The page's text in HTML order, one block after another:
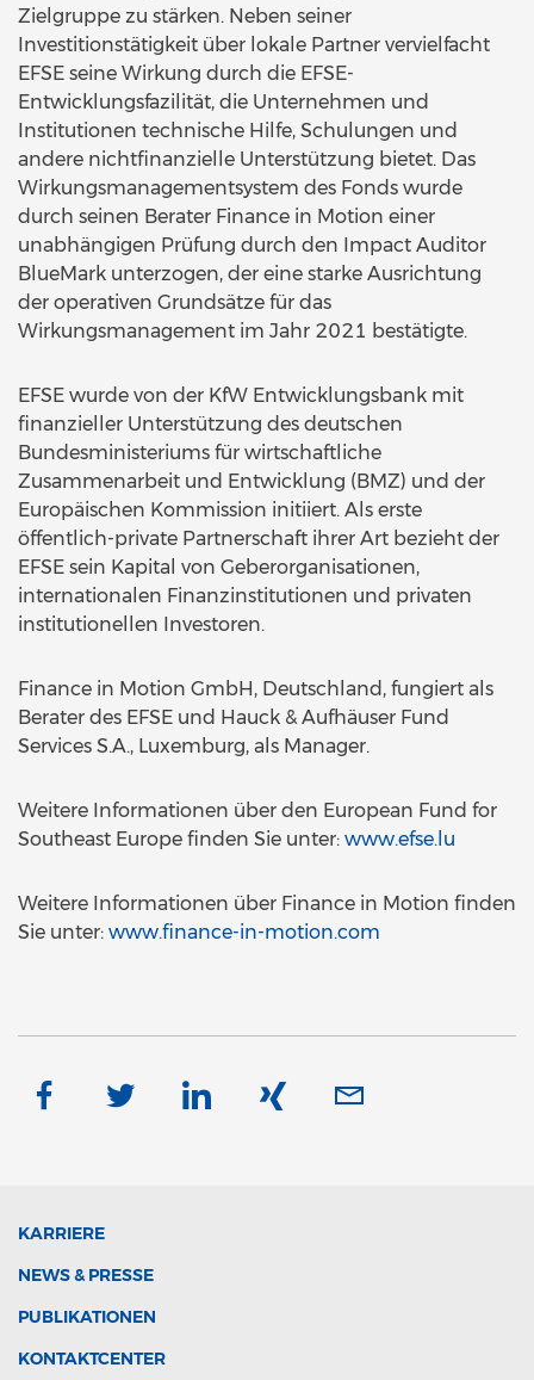
Zielgruppe zu stärken. Neben seiner
Investitionstätigkeit über lokale Partner vervielfacht
EFSE seine Wirkung durch die EFSE-
Entwicklungsfazilität, die Unternehmen und
Institutionen technische Hilfe, Schulungen und
andere nichtfinanzielle Unterstützung bietet. Das
Wirkungsmanagementsystem des Fonds wurde
durch seinen Berater Finance in Motion einer
unabhängigen Prüfung durch den Impact Auditor
BlueMark unterzogen, der eine starke Ausrichtung
der operativen Grundsätze für das
Wirkungsmanagement im Jahr 2021 bestätigte.
EFSE wurde von der KfW Entwicklungsbank mit
finanzieller Unterstützung des deutschen
Bundesministeriums für wirtschaftliche
Zusammenarbeit und Entwicklung (BMZ) und der
Europäischen Kommission initiiert. Als erste
öffentlich-private Partnerschaft ihrer Art bezieht der
EFSE sein Kapital von Geberorganisationen,
internationalen Finanzinstitutionen und privaten
institutionellen Investoren.
Finance in Motion GmbH, Deutschland, fungiert als
Berater des EFSE und Hauck & Aufhäuser Fund
Services S.A., Luxemburg, als Manager.
Weitere Informationen über den European Fund for
Southeast Europe finden Sie unter: www.efse.lu
Weitere Informationen über Finance in Motion finden
Sie unter: www.finance-in-motion.com
KARRIERE
NEWS & PRESSE
PUBLIKATIONEN
KONTAKTCENTER